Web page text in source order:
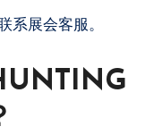
系展会客服。